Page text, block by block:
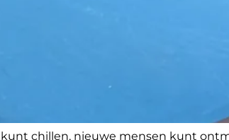
kunt chillen, nieuwe mensen kunt